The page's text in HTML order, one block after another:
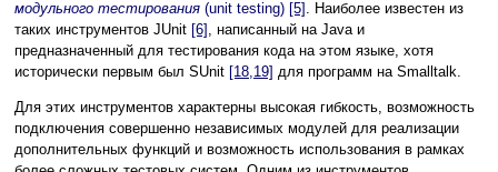
модульного тестирования (unit testing) [5] . Наиболее известен из
таких инструментов JUnit [6] , написанный на Java и
предназначенный для тестирования кода на этом языке, хотя
исторически первым был SUnit [18,19] для программ на Smalltalk.
Для этих инструментов характерны высокая гибкость, возможность
подключения совершенно независимых модулей для реализации
дополнительных функций и возможность использования в рамках